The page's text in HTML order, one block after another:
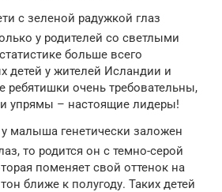
с зеленой радужкой глаз
у родителей со светлыми
больше всего
детей у жителей Исландии и
ребятишки очень требовательны,
упрямы – настоящие лидеры!
малыша генетически заложен
то родится он с темно-серой
поменяет свой оттенок на
ближе к полугоду. Таких детей